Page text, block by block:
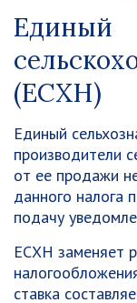
Единый
(ЕСХН)
Единый
производители
от ее продажи
данного налога
подачу
ЕСХН заменяет
ставка